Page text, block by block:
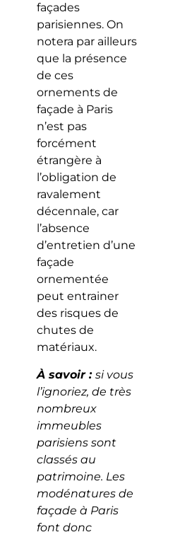
façades
parisiennes. On
notera par ailleurs
que la présence
de ces
ornements de
façade à Paris
n’est pas
forcément
étrangère à
l’obligation de
ravalement
décennale, car
l’absence
d’entretien d’une
façade
ornementée
peut entrainer
des risques de
chutes de
matériaux.
À savoir : si vous
l’ignoriez, de très
nombreux
immeubles
parisiens sont
classés au
patrimoine. Les
modénatures de
façade à Paris
font donc